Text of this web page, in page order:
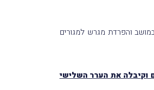
והפרדת מגרש למגורים
וקיבלה את הערר השלישי